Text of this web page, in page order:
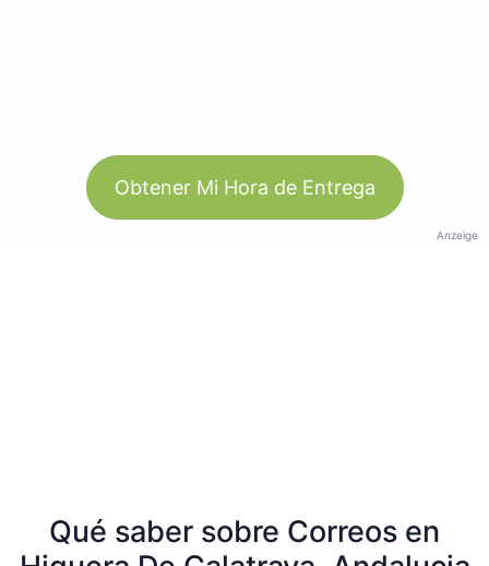
Obtener Mi Hora de Entrega
Anzeige
Qué saber sobre Correos en